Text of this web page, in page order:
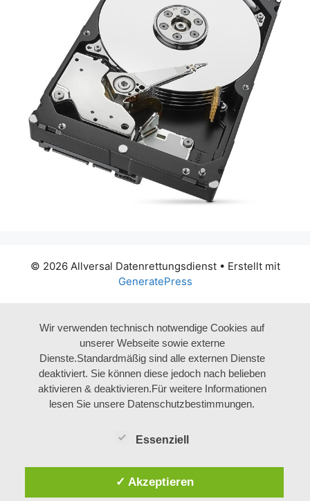
© 2026 Allversal Datenrettungsdienst• Erstellt mit
GeneratePress
Wir verwenden technisch notwendige Cookies auf
unserer Webseite sowie externe
Dienste.Standardmäßig sind alle externen Dienste
deaktiviert. Sie können diese jedoch nach belieben
aktivieren & deaktivieren.Für weitere Informationen
lesen Sie unsere Datenschutzbestimmungen.
Essenziell
✓ Akzeptieren